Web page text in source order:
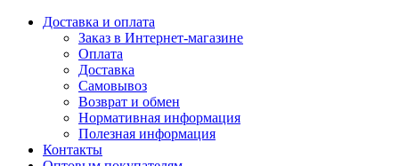
Доставка и оплата
Заказ в Интернет-магазине
Оплата
Доставка
Самовывоз
Возврат и обмен
Нормативная информация
Полезная информация
Контакты